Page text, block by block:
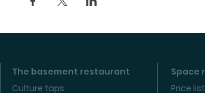
The basement restaurant
Culture taps
Space
Price